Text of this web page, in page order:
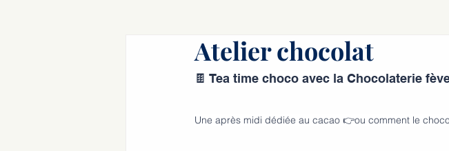
Agenda des ateliers
Atelier chocolat
🍫 Tea time choco avec la Chocolaterie
Une après midi dédiée au cacao 👉ou comment le